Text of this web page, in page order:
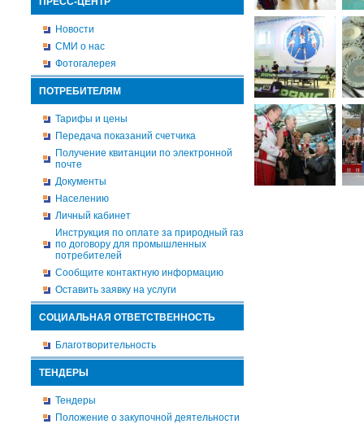
Новости
СМИ о нас
Фотогалерея
ПОТРЕБИТЕЛЯМ
Тарифы и цены
Передача показаний счетчика
Получение квитанции по электронной
почте
Документы
Населению
Личный кабинет
Инструкция по оплате за природный газ
по договору для промышленных
потребителей
Сообщите контактную информацию
Оставить заявку на услуги
СОЦИАЛЬНАЯ ОТВЕТСТВЕННОСТЬ
Благотворительность
ТЕНДЕРЫ
Тендеры
Положение о закупочной деятельности